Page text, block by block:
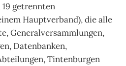
getrennten
Hauptverband), die alle
Generalversammlungen,
Datenbanken,
Tintenburgen